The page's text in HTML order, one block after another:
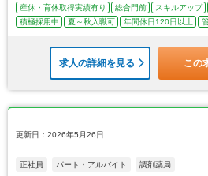
産休・育休取得実績有り
総合門前 スキルアップ
積極採用中
夏～秋入職可 年間休日120日以上
求人の詳細を見る この
更新日：2026年5月26日
正社員 パート・アルバイト 調剤薬局